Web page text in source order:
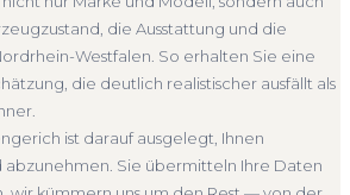
von der Abholung bis zur Abmeldung.
Kunden sprechen für sich.
Ankäufe
Komplettservice
die Ausstattung und die
Westfalen. So erhalten Sie eine
die deutlich realistischer ausfällt als
ist darauf ausgelegt, Ihnen
abzunehmen. Sie übermitteln Ihre Daten